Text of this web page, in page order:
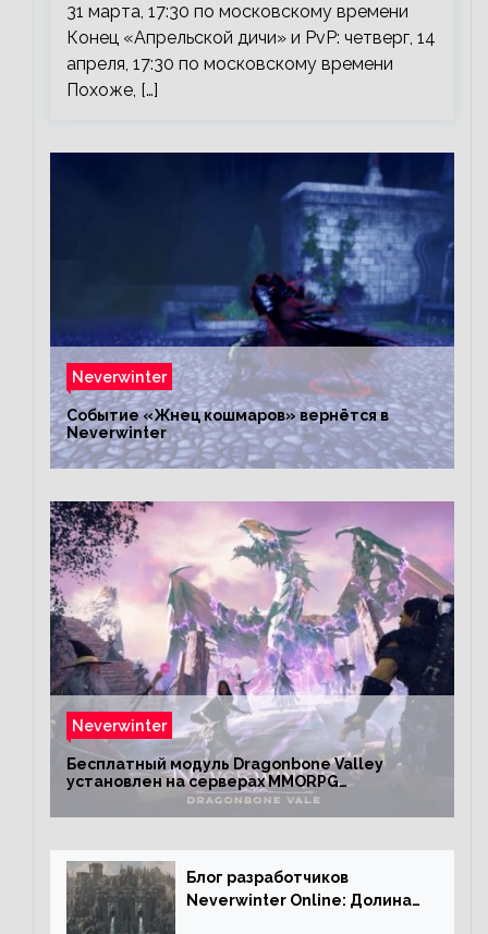
31 марта, 17:30 по московскому времени
Конец «Апрельской дичи» и PvP: четверг, 14
апреля, 17:30 по московскому времени
Похоже, […]
Neverwinter
Событие «Жнец кошмаров» вернётся в
Neverwinter
Neverwinter
Бесплатный модуль Dragonbone Valley
установлен на серверах MMORPG
Блог разработчиков
Neverwinter Online: Долина